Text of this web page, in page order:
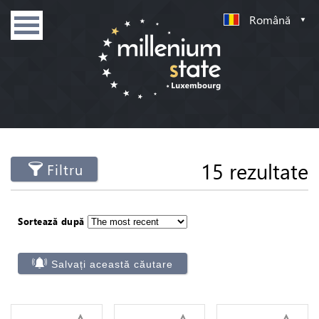
Română
Filtru 15 rezultate
Sortează după
Salvați această căutare